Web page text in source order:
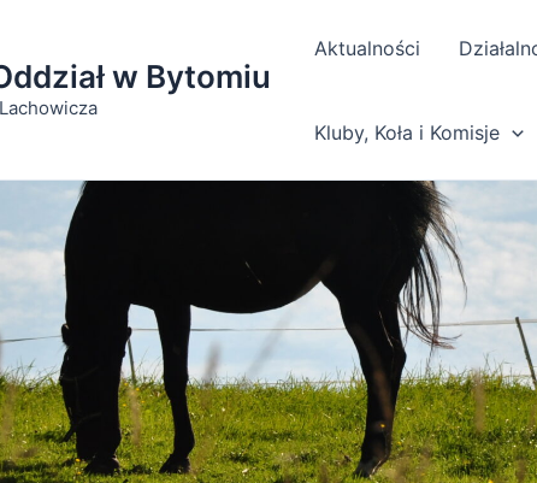
w Bytomiu
Aktualności
Kluby, Koła i Komisje